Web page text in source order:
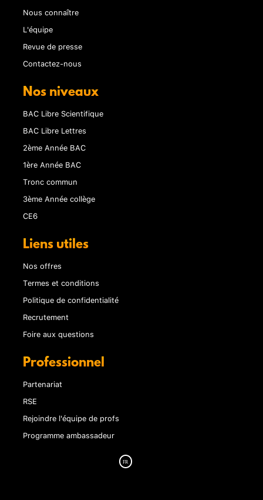
Nous connaître
L'équipe
Revue de presse
Contactez-nous
Nos niveaux
BAC Libre Scientifique
BAC Libre Lettres
2ème Année BAC
1ère Année BAC
Tronc commun
3ème Année collège
CE6
Liens utiles
Nos offres
Termes et conditions
Politique de confidentialité
Recrutement
Foire aux questions
Professionnel
Partenariat
RSE
Rejoindre l'équipe de profs
Programme ambassadeur